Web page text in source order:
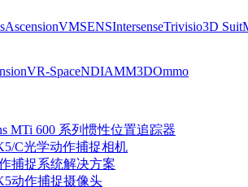
AscensionVMSENSIntersenseTrivisio3D Suit
VR-SpaceNDIAMM3DOmmo
MTi 600 系列惯性位置追踪器
C光学动作捕捉相机
捕捉系统解决方案
动作捕捉摄像头